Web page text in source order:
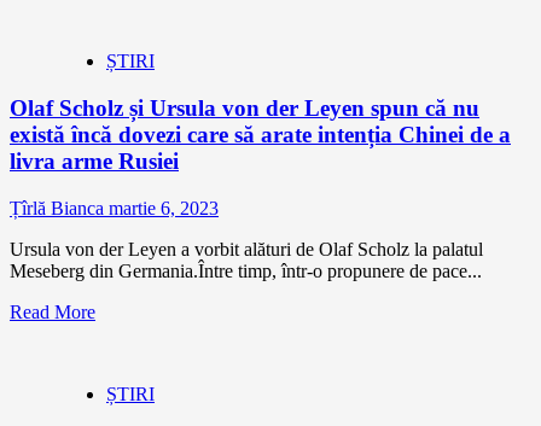
ȘTIRI
Olaf Scholz și Ursula von der Leyen spun că nu
există încă dovezi care să arate intenția Chinei de a
livra arme Rusiei
Țîrlă Bianca martie 6, 2023
Ursula von der Leyen a vorbit alături de Olaf Scholz la palatul
Meseberg din Germania.Între timp, într-o propunere de pace...
Read More
ȘTIRI